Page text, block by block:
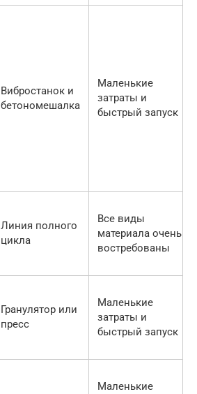
Вибростанок и
бетономешалка
Маленькие
затраты и
быстрый запуск
Линия полного
цикла
Все виды
материала очень
востребованы
Гранулятор или
пресс
Маленькие
затраты и
быстрый запуск
Маленькие